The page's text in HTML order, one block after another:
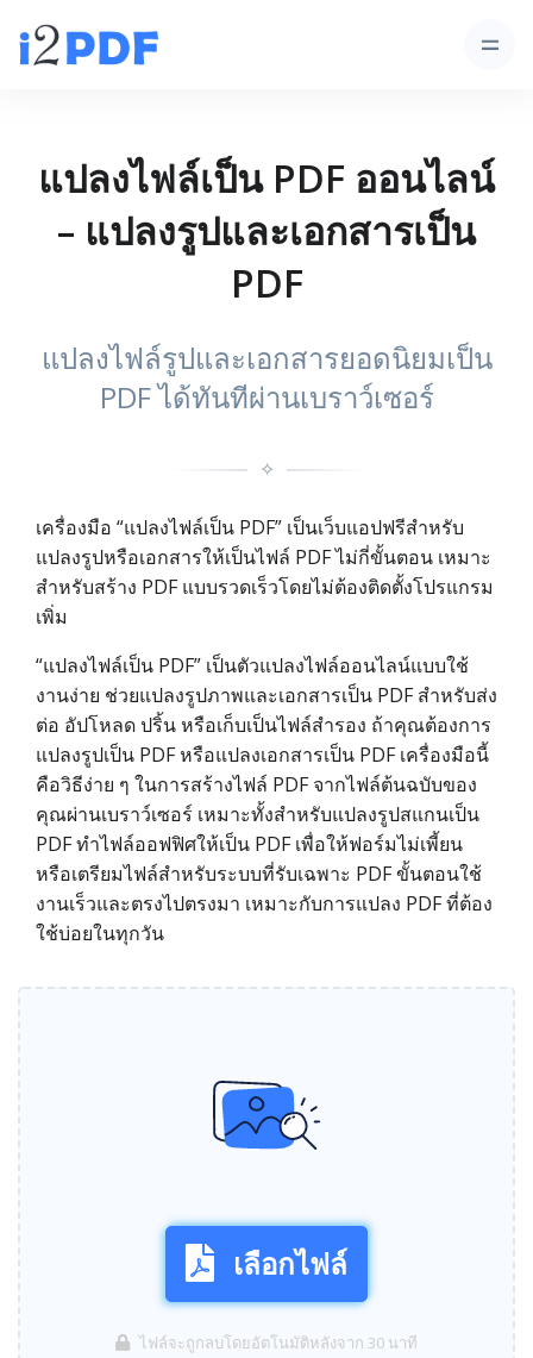
แปลงไฟล์เป็น PDF ออนไลน์
– แปลงรูปและเอกสารเป็น
PDF
แปลงไฟล์รูปและเอกสารยอดนิยมเป็น
PDF ได้ทันทีผ่านเบราว์เซอร์
✧
เครื่องมือ “แปลงไฟล์เป็น PDF” เป็นเว็บแอปฟรีสำหรับ
แปลงรูปหรือเอกสารให้เป็นไฟล์ PDF ไม่กี่ขั้นตอน เหมาะ
สำหรับสร้าง PDF แบบรวดเร็วโดยไม่ต้องติดตั้งโปรแกรม
เพิ่ม
“แปลงไฟล์เป็น PDF” เป็นตัวแปลงไฟล์ออนไลน์แบบใช้
งานง่าย ช่วยแปลงรูปภาพและเอกสารเป็น PDF สำหรับส่ง
ต่อ อัปโหลด ปริ้น หรือเก็บเป็นไฟล์สำรอง ถ้าคุณต้องการ
แปลงรูปเป็น PDF หรือแปลงเอกสารเป็น PDF เครื่องมือนี้
คือวิธีง่าย ๆ ในการสร้างไฟล์ PDF จากไฟล์ต้นฉบับของ
คุณผ่านเบราว์เซอร์ เหมาะทั้งสำหรับแปลงรูปสแกนเป็น
PDF ทำไฟล์ออฟฟิศให้เป็น PDF เพื่อให้ฟอร์มไม่เพี้ยน
หรือเตรียมไฟล์สำหรับระบบที่รับเฉพาะ PDF ขั้นตอนใช้
งานเร็วและตรงไปตรงมา เหมาะกับการแปลง PDF ที่ต้อง
ใช้บ่อยในทุกวัน
เลือกไฟล์
ไฟล์จะถูกลบโดยอัตโนมัติหลังจาก 30 นาที